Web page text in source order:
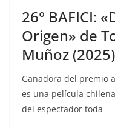
26° BAFICI:
Origen» de
Muñoz (2025)
Ganadora del premio
es una película
del espectador toda